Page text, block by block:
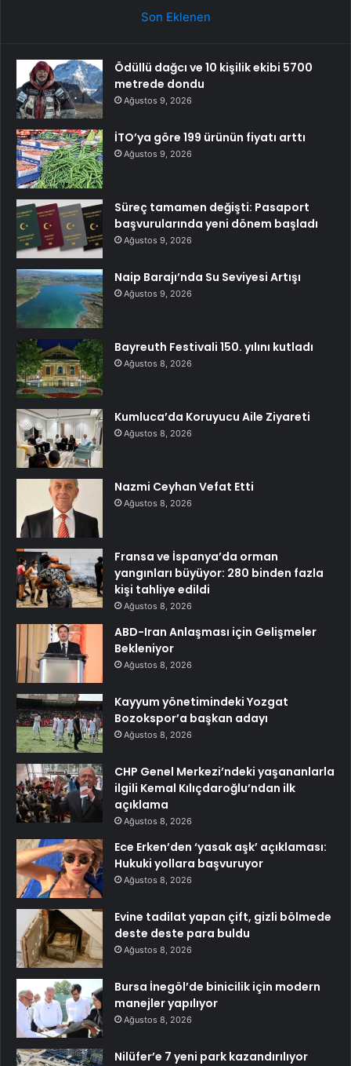
Son Eklenen
Ödüllü dağcı ve 10 kişilik ekibi 5700
metrede dondu
Ağustos 9, 2026
İTO’ya göre 199 ürünün fiyatı arttı
Ağustos 9, 2026
Süreç tamamen değişti: Pasaport
başvurularında yeni dönem başladı
Ağustos 9, 2026
Naip Barajı’nda Su Seviyesi Artışı
Ağustos 9, 2026
Bayreuth Festivali 150. yılını kutladı
Ağustos 8, 2026
Kumluca’da Koruyucu Aile Ziyareti
Ağustos 8, 2026
Nazmi Ceyhan Vefat Etti
Ağustos 8, 2026
Fransa ve İspanya’da orman
yangınları büyüyor: 280 binden fazla
kişi tahliye edildi
Ağustos 8, 2026
ABD-Iran Anlaşması için Gelişmeler
Bekleniyor
Ağustos 8, 2026
Kayyum yönetimindeki Yozgat
Bozokspor’a başkan adayı
Ağustos 8, 2026
CHP Genel Merkezi’ndeki yaşananlarla
ilgili Kemal Kılıçdaroğlu’ndan ilk
açıklama
Ağustos 8, 2026
Ece Erken’den ‘yasak aşk’ açıklaması:
Hukuki yollara başvuruyor
Ağustos 8, 2026
Evine tadilat yapan çift, gizli bölmede
deste deste para buldu
Ağustos 8, 2026
Bursa İnegöl’de binicilik için modern
manejler yapılıyor
Ağustos 8, 2026
Nilüfer’e 7 yeni park kazandırılıyor